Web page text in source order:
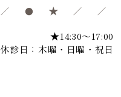
／ ● ★ ／ ／
★14:30〜17:00
休診日：木曜・日曜・祝日